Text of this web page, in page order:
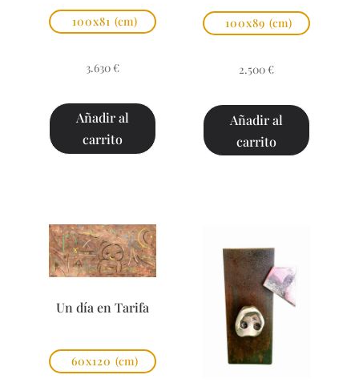
100x81 (cm)
3.630 €
Añadir al
carrito
100x89 (cm)
2.500 €
Añadir al
carrito
Un día en Tarifa
60x120 (cm)